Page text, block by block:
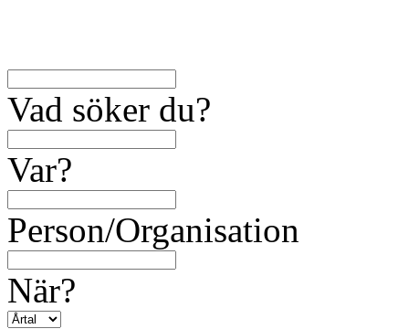
Vad söker du?
Var?
Person/Organisation
När?